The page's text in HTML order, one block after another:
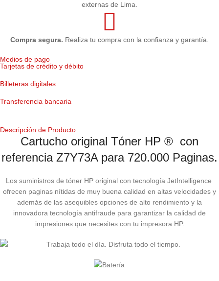
externas de Lima.
Compra segura. Realiza tu compra con la confianza y garantía.
Medios de pago
Tarjetas de crédito y débito
Billeteras digitales
Transferencia bancaria
Descripción de Producto
Cartucho original Tóner HP ® con
referencia Z7Y73A para 720.000 Paginas.
Los suministros de tóner HP original con tecnología JetIntelligence
ofrecen paginas nítidas de muy buena calidad en altas velocidades y
además de las asequibles opciones de alto rendimiento y la
innovadora tecnología antifraude para garantizar la calidad de
impresiones que necesites con tu impresora HP.